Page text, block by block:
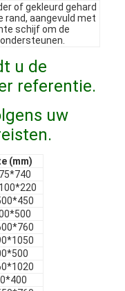
of gekleurd gehard
rand, aangevuld met
schijf om de
u de
referentie.
uw
(mm)